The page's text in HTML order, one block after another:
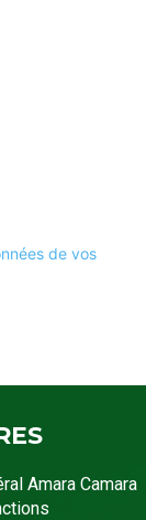
de vos
Amara Camara